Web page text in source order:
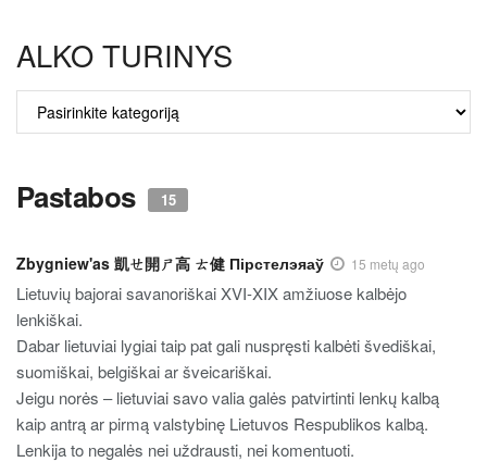
ALKO TURINYS
TURINYS
Pastabos 15
Zbygniew'a​s 凱ㄝ開ㄕ高 ㄊ健 Пірстелэяа​ў 15 metų ago
Lietuvių bajorai savanoriškai XVI-XIX amžiuose kalbėjo
lenkiškai.
Dabar lietuviai lygiai taip pat gali nuspręsti kalbėti švediškai,
suomiškai, belgiškai ar šveicariškai.
Jeigu norės – lietuviai savo valia galės patvirtinti lenkų kalbą
kaip antrą ar pirmą valstybinę Lietuvos Respublikos kalbą.
Lenkija to negalės nei uždrausti, nei komentuoti.